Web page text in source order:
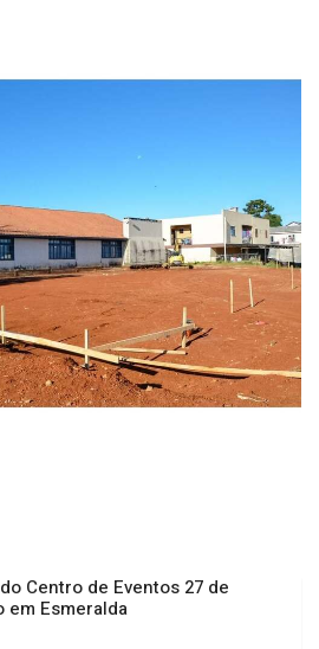
Centro de Eventos 27 de
em Esmeralda